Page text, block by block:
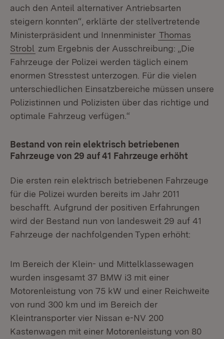
auch den Anteil alternativer Antriebsarten
steigern konnten“, erklärte der stellvertretende
Ministerpräsident und Innenminister Thomas
Strobl zum Ergebnis der Ausschreibung: „Die
Fahrzeuge der Polizei werden täglich einem
enormen Stresstest unterzogen. Für die vielen
unterschiedlichen Einsatzbereiche müssen unsere
Polizistinnen und Polizisten über das richtige und
optimale Fahrzeug verfügen.“
Bestand von rein elektrisch betriebenen
Fahrzeuge von 29 auf 41 Fahrzeuge erhöht
Die ersten rein elektrisch betriebenen Fahrzeuge
für die Polizei wurden bereits im Jahr 2011
beschafft. Aufgrund der positiven Erfahrungen
wird der Bestand nun von landesweit 29 auf 41
Fahrzeuge der nachfolgenden Typen erhöht:
Im Bereich der Klein- und Mittelklassewagen
wurden insgesamt 37 BMW i3 mit einer
Motorenleistung von 75 kW und einer Reichweite
von rund 300 km und im Bereich der
Kleintransporter vier Nissan e-NV 200
Kastenwagen mit einer Motorenleistung von 80